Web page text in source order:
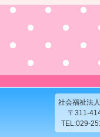
社会福祉法
〒311-
TEL:029-